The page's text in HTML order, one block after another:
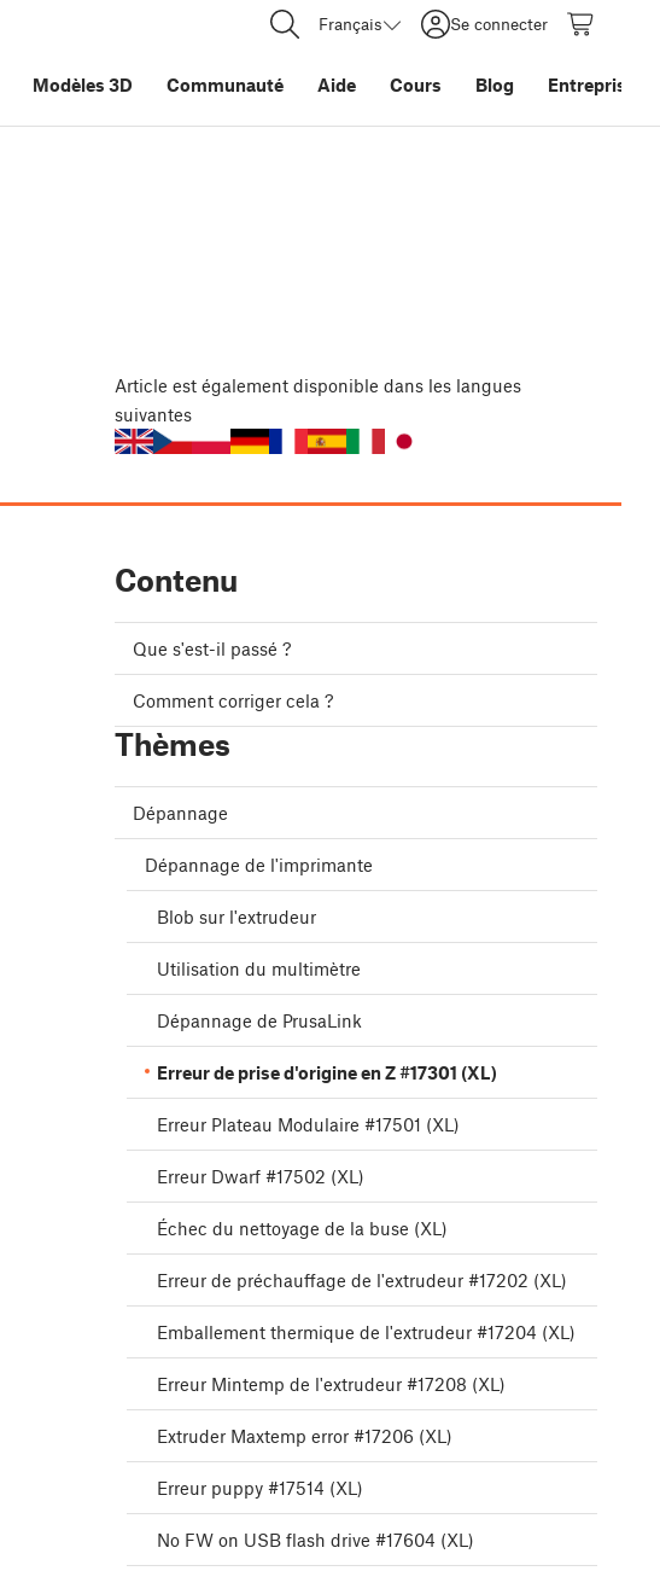
Français Se connecter
Modèles 3D Communauté Aide Cours Blog Entreprise
Article est également disponible dans les langues
suivantes
Contenu
Que s'est-il passé ?
Comment corriger cela ?
Thèmes
Dépannage
Dépannage de l'imprimante
Blob sur l'extrudeur
Utilisation du multimètre
Dépannage de PrusaLink
Erreur de prise d'origine en Z #17301 (XL)
Erreur Plateau Modulaire #17501 (XL)
Erreur Dwarf #17502 (XL)
Échec du nettoyage de la buse (XL)
Erreur de préchauffage de l'extrudeur #17202 (XL)
Emballement thermique de l'extrudeur #17204 (XL)
Erreur Mintemp de l'extrudeur #17208 (XL)
Extruder Maxtemp error #17206 (XL)
Erreur puppy #17514 (XL)
No FW on USB flash drive #17604 (XL)